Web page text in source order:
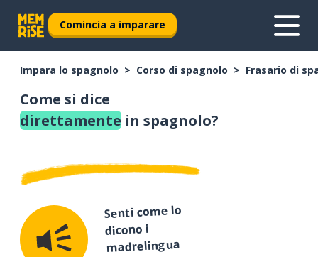
Comincia a imparare
Impara lo spagnolo Corso di spagnolo Frasario di
Come si dice
direttamente in spagnolo?
Senti come lo
dicono i
madrelingua